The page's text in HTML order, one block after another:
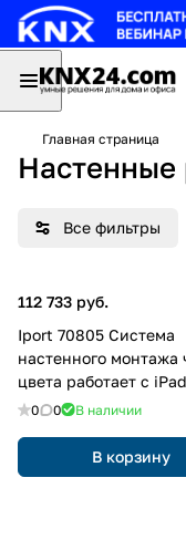
Главная страница
Настенные
Все фильтры
112 733 руб.
Iport 70805 Система
настенного монтажа
цвета работает с
(6-го поколения)
0 0 В наличии
В корзину